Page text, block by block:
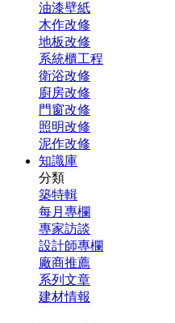
油漆壁紙
木作改修
地板改修
系統櫃工程
衛浴改修
廚房改修
門窗改修
照明改修
泥作改修
知識庫
分類
築特輯
每月專欄
專家訪談
設計師專欄
廠商推薦
系列文章
建材情報